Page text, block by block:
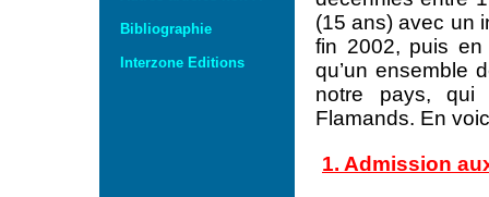
Bibliographie
Interzone Editions
(15 ans) avec un
fin 2002, puis en
qu’un ensemble
notre pays, qui
Flamands. En
1. Admission